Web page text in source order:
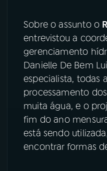
Sobre o assunto o
entrevistou a
gerenciamento
Danielle De Bem
especialista, todas
processamento
muita água, e o
fim do ano
está sendo
encontrar formas